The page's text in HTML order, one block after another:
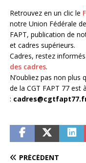
Retrouvez en un clic le
notre Union Fédérale
FAPT, publication de
et cadres supérieurs.
Cadres, restez
des cadres.
N’oubliez pas non
de la CGT FAPT 77 est
:
PRÉCÉDENT